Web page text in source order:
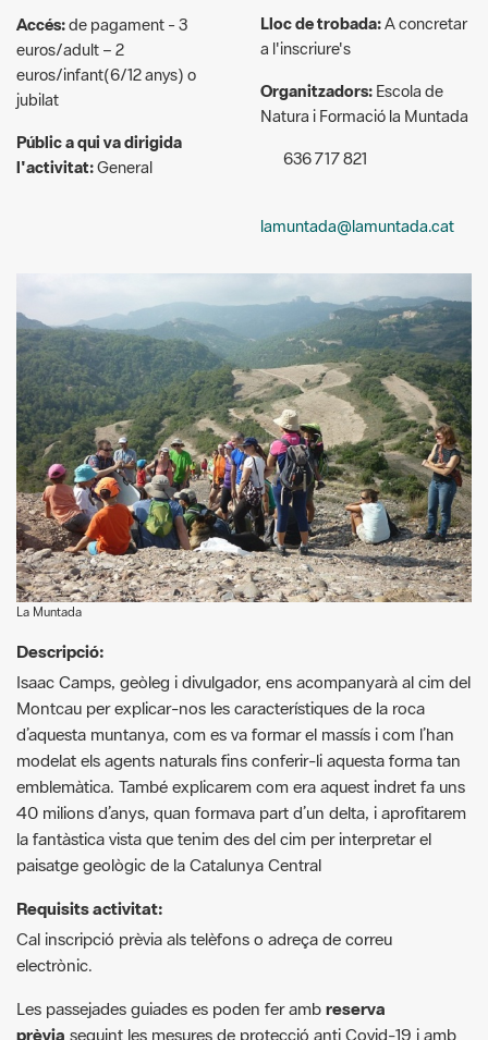
jubilat
Públic a qui va dirigida
l'activitat:
General
Organitzadors:
Escola de
Natura i Formació la Muntada
636 717 821
lamuntada@lamuntada.cat
La Muntada
Descripció:
Isaac Camps, geòleg i divulgador, ens acompanyarà al cim del
d’aquesta muntanya, com es va formar el massís i com l’han
modelat els agents naturals fins conferir-li aquesta forma tan
emblemàtica. També explicarem com era aquest indret fa uns
40 milions d’anys, quan formava part d’un delta, i aprofitarem
la fantàstica vista que tenim des del cim per interpretar el
paisatge geològic de la Catalunya Central
Requisits activitat:
Cal inscripció prèvia als telèfons o adreça de correu
Les passejades guiades es poden fer amb
reserva
prèvia
seguint les mesures de protecció anti Covid-19 i amb
persones. Per a qualsevol dubte, poseu-vos en contacte amb
els organitzadors.